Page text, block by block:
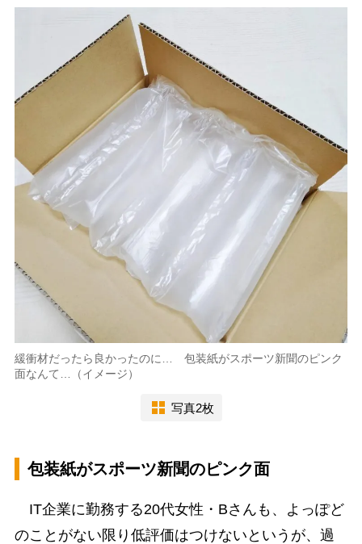
緩衝材だったら良かったのに… 包装紙がスポーツ新聞のピンク
面なんて…（イメージ）
写真2枚
包装紙がスポーツ新聞のピンク面
IT企業に勤務する20代女性・Bさんも、よっぽど
のことがない限り低評価はつけないというが、過